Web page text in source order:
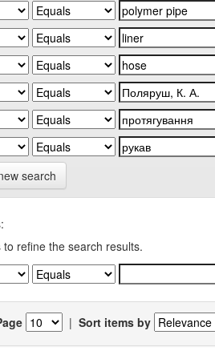
search
to refine the search results.
| Sort items by